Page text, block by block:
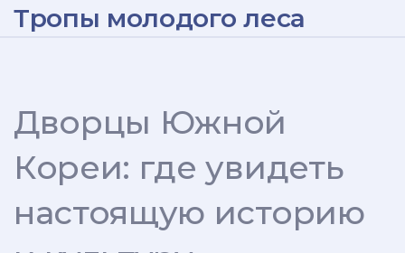
Тропы молодого леса
Дворцы Южной
Кореи: где увидеть
настоящую историю